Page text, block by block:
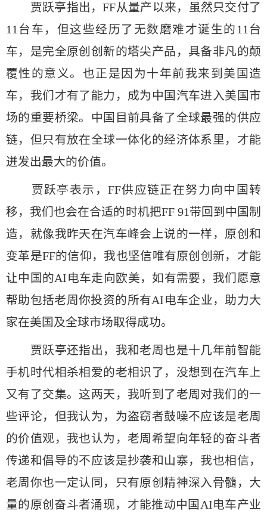
贾跃亭指出，FF从量产以来，虽然只交付了
11台车，但这些经历了无数磨难才诞生的11台
车，是完全原创创新的塔尖产品，具备非凡的颠
覆性的意义。也正是因为十年前我来到美国造
车，我们才有了能力，成为中国汽车进入美国市
场的重要桥梁。中国目前具备了全球最强的供应
链，但只有放在全球一体化的经济体系里，才能
迸发出最大的价值。
贾跃亭表示，FF供应链正在努力向中国转
移，我们也会在合适的时机把FF 91带回到中国制
造，就像我昨天在汽车峰会上说的一样，原创和
变革是FF的信仰，我也坚信唯有原创创新，才能
让中国的AI电车走向欧美，如有需要，我们愿意
帮助包括老周你投资的所有AI电车企业，助力大
家在美国及全球市场取得成功。
贾跃亭还指出，我和老周也是十几年前智能
手机时代相杀相爱的老相识了，没想到在汽车上
又有了交集。这两天，我听到了老周对我们的一
些评论，但我认为，为盗窃者鼓噪不应该是老周
的价值观，我也认为，老周希望向年轻的奋斗者
传递和倡导的不应该是抄袭和山寨，我也相信，
老周你也一定认同，只有原创精神深入骨髓，大
量的原创奋斗者涌现，才能推动中国AI电车产业